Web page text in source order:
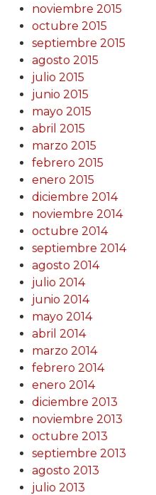
noviembre 2015
octubre 2015
septiembre 2015
agosto 2015
julio 2015
junio 2015
mayo 2015
abril 2015
marzo 2015
febrero 2015
enero 2015
diciembre 2014
noviembre 2014
octubre 2014
septiembre 2014
agosto 2014
julio 2014
junio 2014
mayo 2014
abril 2014
marzo 2014
febrero 2014
enero 2014
diciembre 2013
noviembre 2013
octubre 2013
septiembre 2013
agosto 2013
julio 2013